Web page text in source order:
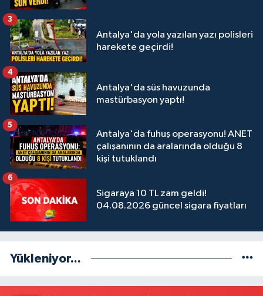
Antalya'da yola yazılan yazı polisleri
harekete geçirdi!
3
Antalya'da süs havuzunda
mastürbasyon yaptı!
4
Antalya'da fuhuş operasyonu! ANET
çalışanının da aralarında olduğu 8
kişi tutuklandı
5
Sigaraya 10 TL zam geldi!
04.08.2026 güncel sigara fiyatları
6
Yükleniyor...